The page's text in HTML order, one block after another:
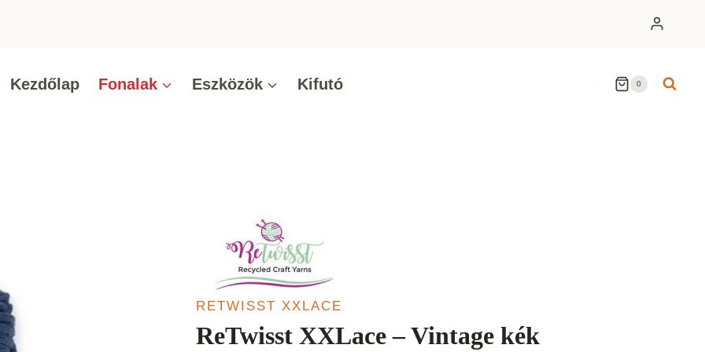
Kezdőlap Fonalak Eszközök Kifutó 0
RETWISST XXLACE
ReTwisst XXLace – Vintage kék